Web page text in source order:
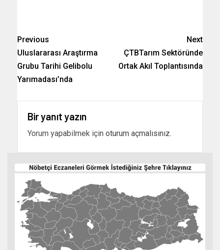
Previous
Uluslararası Araştırma
Grubu Tarihi Gelibolu
Yarımadası’nda
Next
ÇTBTarım Sektöründe
Ortak Akıl Toplantısında
Bir yanıt yazın
Yorum yapabilmek için oturum açmalısınız.